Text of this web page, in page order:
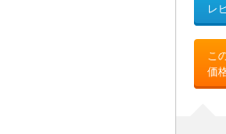
レ
こ
価